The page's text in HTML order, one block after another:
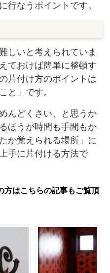
行なうポイントです。
しいと考えられていま
ておけば簡単に整頓す
片付け方のポイントは
と」です。
んどくさい、と思うか
ほうが時間も手間もか
か覚えられる場所」に
手に片付ける方法で
方はこちらの記事もご覧頂